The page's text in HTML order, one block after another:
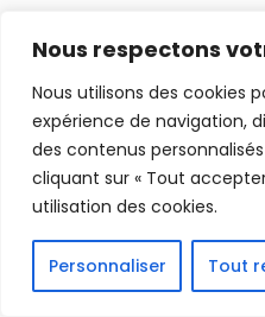
Nous respectons
Nous utilisons des cookies
expérience de navigation,
des contenus
cliquant sur « Tout
utilisation des cookies.
Personnaliser Tout
Précédent